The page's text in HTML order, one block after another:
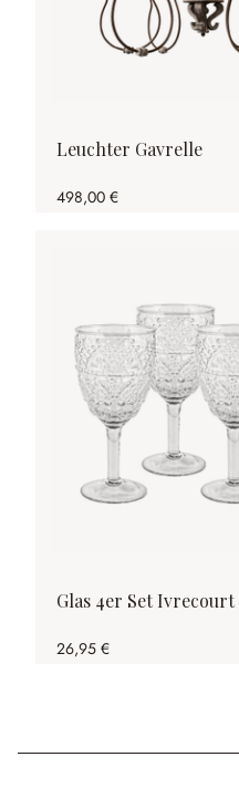
Leuchter Gavrelle
498,00 €
Glas 4er Set Ivrecourt
26,95 €